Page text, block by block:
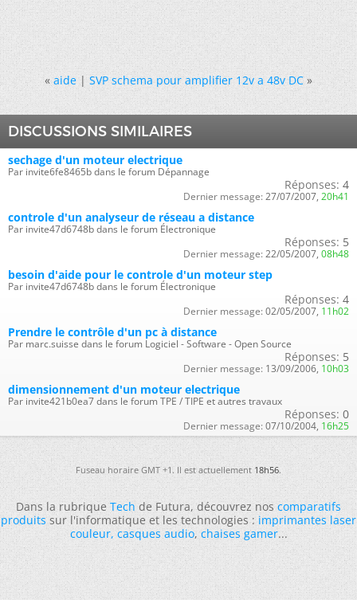
« aide|SVP schema pour amplifier 12v a 48v DC »
DISCUSSIONS SIMILAIRES
sechage d'un moteur electrique
Par invite6fe8465b dans le forum Dépannage
Réponses: 4
Dernier message: 27/07/2007, 20h41
controle d'un analyseur de réseau a distance
Par invite47d6748b dans le forum Électronique
Réponses: 5
Dernier message: 22/05/2007, 08h48
besoin d'aide pour le controle d'un moteur step
Par invite47d6748b dans le forum Électronique
Réponses: 4
Dernier message: 02/05/2007, 11h02
Prendre le contrôle d'un pc à distance
Par marc.suisse dans le forum Logiciel - Software - Open Source
Réponses: 5
Dernier message: 13/09/2006, 10h03
dimensionnement d'un moteur electrique
Par invite421b0ea7 dans le forum TPE / TIPE et autres travaux
Réponses: 0
Dernier message: 07/10/2004, 16h25
Fuseau horaire GMT +1. Il est actuellement18h56.
Dans la rubriqueTechde Futura, découvrez noscomparatifs
produitssur l'informatique et les technologies :imprimantes laser
couleur,casques audio,chaises gamer...